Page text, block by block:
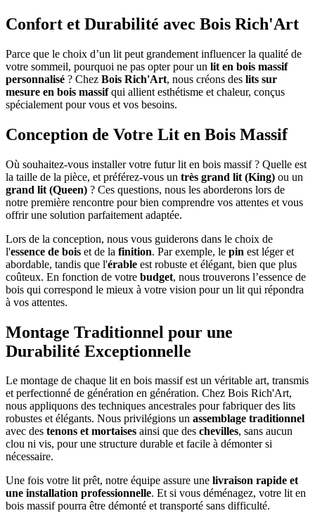
Confort et Durabilité avec Bois Rich'Art
Parce que le choix d’un lit peut grandement influencer la qualité de
votre sommeil, pourquoi ne pas opter pour un lit en bois massif
personnalisé ? Chez Bois Rich'Art, nous créons des lits sur
mesure en bois massifqui allient esthétisme et chaleur, conçus
spécialement pour vous et vos besoins.
Conception de Votre Lit en Bois Massif
Où souhaitez-vous installer votre futur lit en bois massif ? Quelle est
la taille de la pièce, et préférez-vous un très grand lit (King) ou un
grand lit (Queen) ? Ces questions, nous les aborderons lors de
notre première rencontre pour bien comprendre vos attentes et vous
offrir une solution parfaitement adaptée.
Lors de la conception, nous vous guiderons dans le choix de
l'essence de bois et de la finition. Par exemple, le pin est léger et
abordable, tandis que l'érable est robuste et élégant, bien que plus
coûteux. En fonction de votre budget, nous trouverons l’essence de
bois qui correspond le mieux à votre vision pour un lit qui répondra
à vos attentes.
Montage Traditionnel pour une
Durabilité Exceptionnelle
Le montage de chaque lit en bois massif est un véritable art, transmis
et perfectionné de génération en génération. Chez Bois Rich'Art,
nous appliquons des techniques ancestrales pour fabriquer des lits
robustes et élégants. Nous privilégions un assemblage traditionnel
avec des tenons et mortaises ainsi que des chevilles, sans aucun
clou ni vis, pour une structure durable et facile à démonter si
nécessaire.
Une fois votre lit prêt, notre équipe assure une livraison rapide et
une installation professionnelle. Et si vous déménagez, votre lit en
bois massif pourra être démonté et transporté sans difficulté.